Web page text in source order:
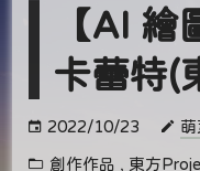
【AI 繪
卡蕾特(
2022/10/23 萌
創作作品 , 東方